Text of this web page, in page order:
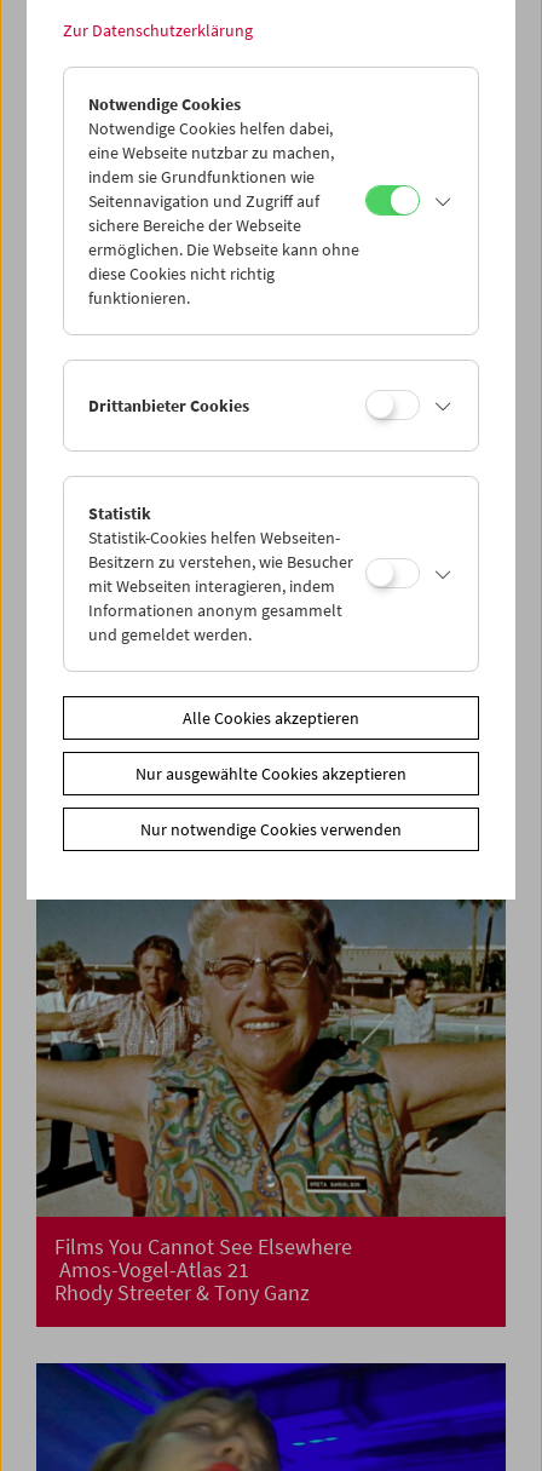
Crossing Europe zu Gast
Befreiung! Neuanfang?
Leben nach dem Konzentrationslager
Films You Cannot See Elsewhere
Amos-Vogel-Atlas 21
Rhody Streeter & Tony Ganz
Zur Datenschutzerklärung
Notwendige Cookies
Notwendige Cookies helfen dabei,
eine Webseite nutzbar zu machen,
indem sie Grundfunktionen wie
Seitennavigation und Zugriff auf
sichere Bereiche der Webseite
ermöglichen. Die Webseite kann ohne
diese Cookies nicht richtig
funktionieren.
Drittanbieter Cookies
Statistik
Statistik-Cookies helfen Webseiten-
Besitzern zu verstehen, wie Besucher
mit Webseiten interagieren, indem
Informationen anonym gesammelt
und gemeldet werden.
Alle Cookies akzeptieren
Nur ausgewählte Cookies akzeptieren
Nur notwendige Cookies verwenden